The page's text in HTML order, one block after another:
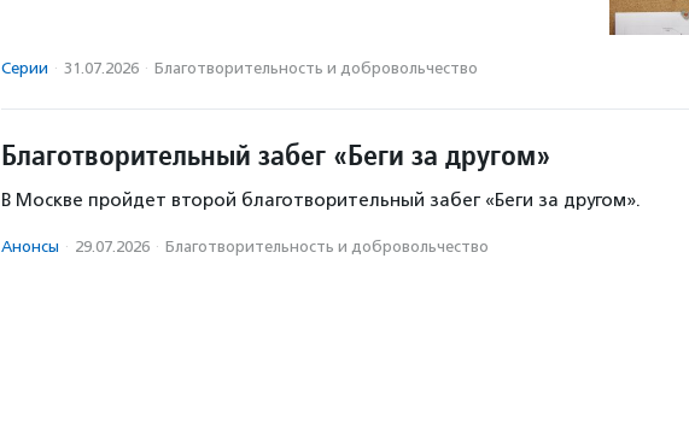
Серии · 31.07.2026 · Благотвори­тель­ность и доброволь­чест­во
Благотворительный забег «Беги за другом»
В Москве пройдет второй благотворительный забег «Беги за другом».
Анонсы · 29.07.2026 · Благотвори­тель­ность и доброволь­чест­во